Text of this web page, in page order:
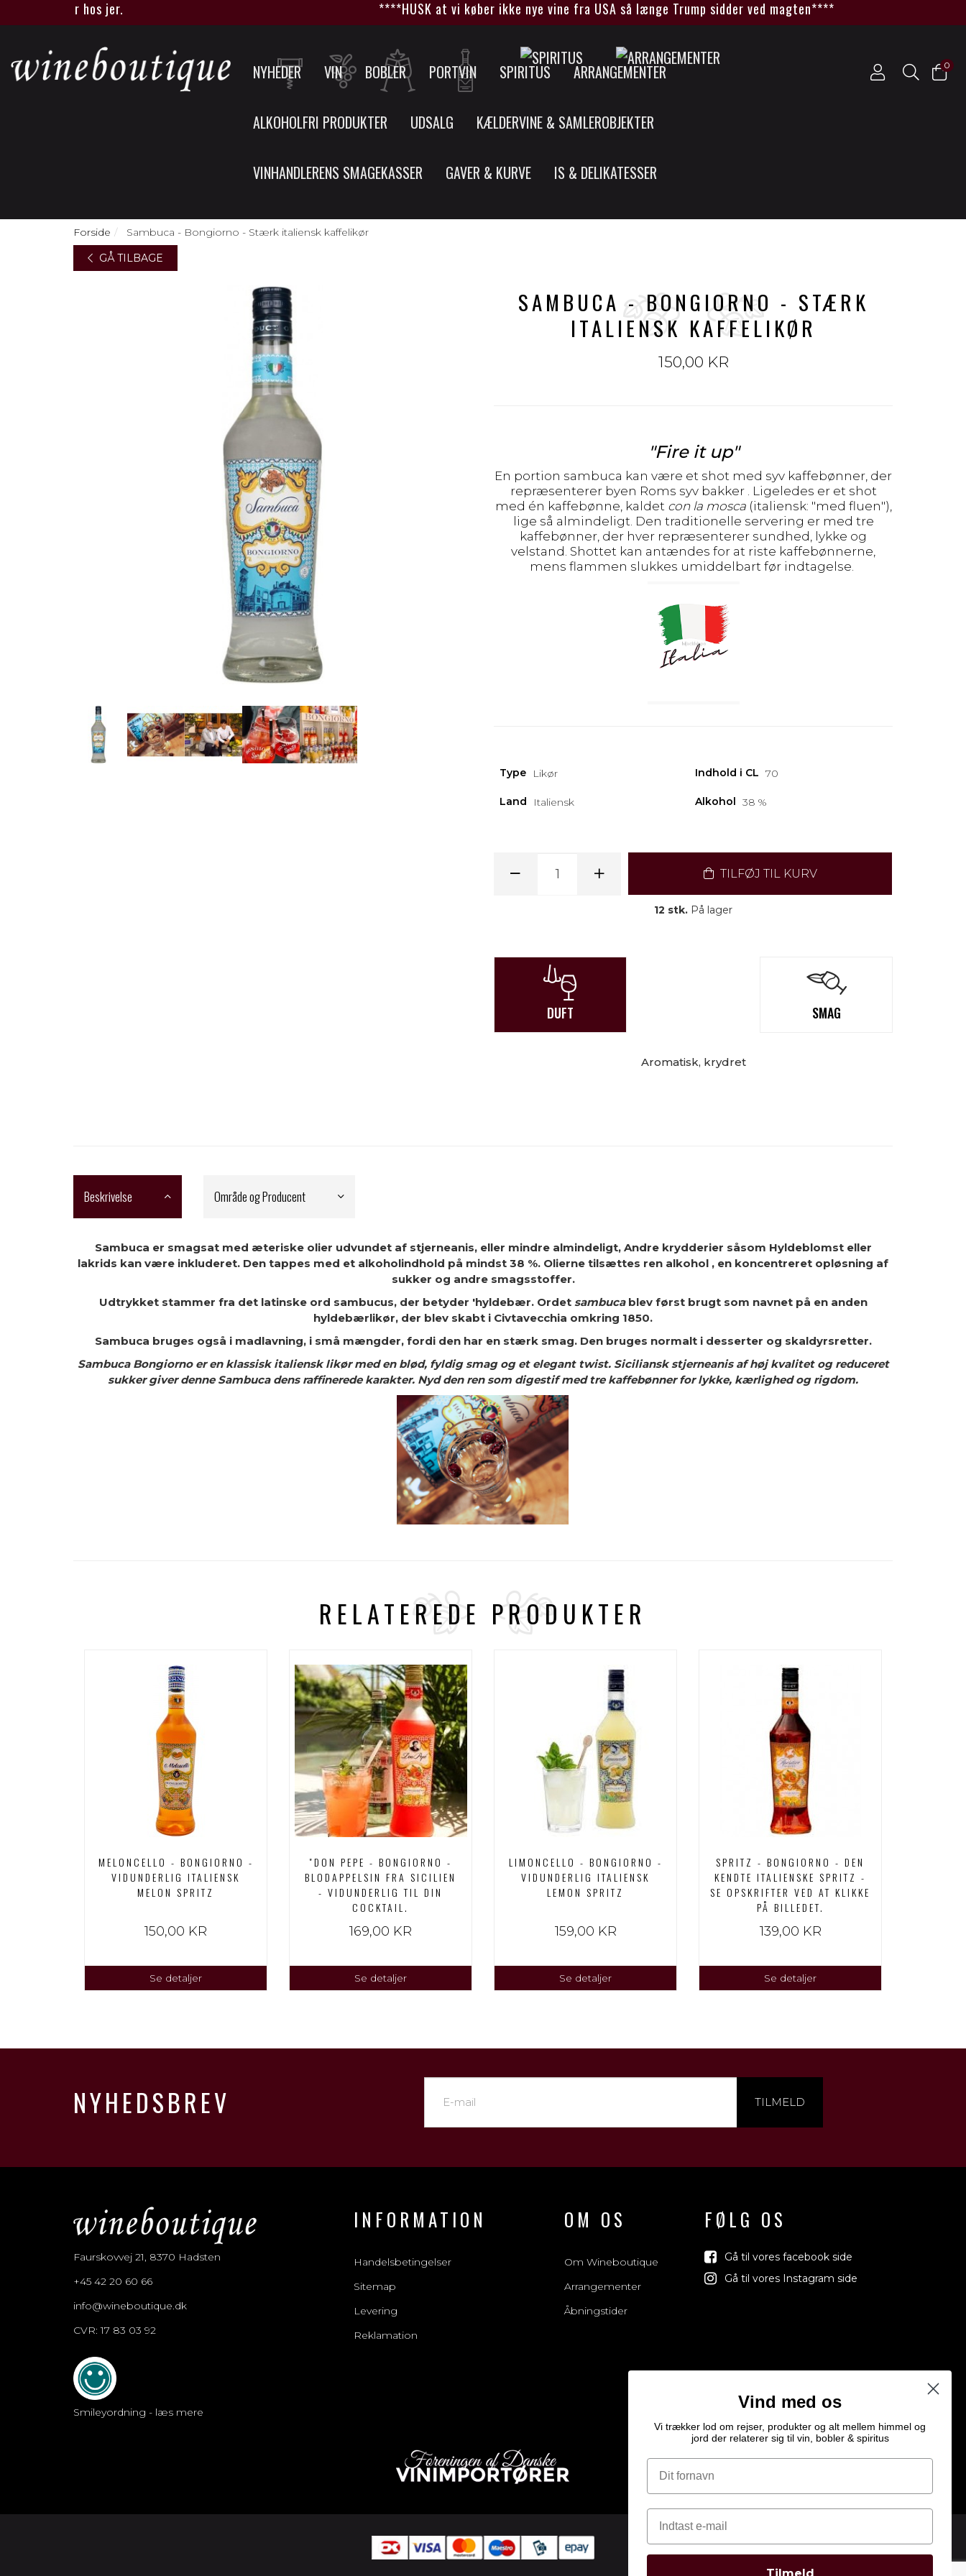
eller hos jer. ****HUSK at vi køber ikke nye vine fra USA så længe Trump sidder ved magten****
NYHEDER VIN BOBLER PORTVIN SPIRITUS ARRANGEMENTER
ALKOHOLFRI PRODUKTER UDSALG KÆLDERVINE & SAMLEROBJEKTER
VINHANDLERENS SMAGEKASSER GAVER & KURVE IS & DELIKATESSER
0
Forside
Sambuca - Bongiorno - Stærk italiensk kaffelikør
GÅ TILBAGE
SAMBUCA - BONGIORNO - STÆRK
ITALIENSK KAFFELIKØR
150,00 KR
"Fire it up"
En portion sambuca kan være et shot med syv kaffebønner, der
repræsenterer byen Roms syv bakker. Ligeledes er et shot
med én kaffebønne, kaldet con la mosca(italiensk: "med fluen"),
lige så almindeligt. Den traditionelle servering er med tre
kaffebønner, der hver repræsenterer sundhed, lykke og
velstand. Shottet kan antændes for at riste kaffebønnerne,
mens flammen slukkes umiddelbart før indtagelse.
Type Likør Indhold i CL 70
Land Italiensk Alkohol 38 %
TILFØJ TIL KURV
12 stk. På lager
DUFT SMAG
Aromatisk, krydret
Beskrivelse Område og Producent
Sambuca er smagsat med æteriske olier udvundet af stjerneanis, eller mindre almindeligt, Andre krydderier såsom Hyldeblomst eller
lakrids kan være inkluderet. Den tappes med et alkoholindhold på mindst 38 %. Olierne tilsættes ren alkohol , en koncentreret opløsning af
sukker og andre smagsstoffer.
Udtrykket stammer fra det latinske ord sambucus, der betyder 'hyldebær.Ordet sambucablev først brugt som navnet på en anden
hyldebærlikør, der blev skabt i Civtavecchia omkring 1850.
Sambuca bruges også i madlavning, i små mængder, fordi den har en stærk smag. Den bruges normalt i desserter og skaldyrsretter.
Sambuca Bongiorno er en klassisk italiensk likør med en blød, fyldig smag og et elegant twist. Siciliansk stjerneanis af høj kvalitet og reduceret
sukker giver denne Sambuca dens raffinerede karakter. Nyd den ren som digestif med tre kaffebønner for lykke, kærlighed og rigdom.
RELATEREDE PRODUKTER
MELONCELLO - BONGIORNO -
VIDUNDERLIG ITALIENSK
MELON SPRITZ
150,00 KR
Se detaljer
"DON PEPE - BONGIORNO -
BLODAPPELSIN FRA SICILIEN
- VIDUNDERLIG TIL DIN
COCKTAIL.
169,00 KR
Se detaljer
LIMONCELLO - BONGIORNO -
VIDUNDERLIG ITALIENSK
LEMON SPRITZ
159,00 KR
Se detaljer
SPRITZ - BONGIORNO - DEN
KENDTE ITALIENSKE SPRITZ -
SE OPSKRIFTER VED AT KLIKKE
PÅ BILLEDET.
139,00 KR
Se detaljer
NYHEDSBREV TILMELD
Faurskovvej 21, 8370 Hadsten
+45 42 20 60 66
info@wineboutique.dk
CVR: 17 83 03 92
Smileyordning - læs mere
INFORMATION
Handelsbetingelser
Sitemap
Levering
Reklamation
OM OS
Om Wineboutique
Arrangementer
Åbningstider
FØLG OS
Gå til vores facebook side
Gå til vores Instagram side
Vind med os
Vi trækker lod om rejser, produkter og alt mellem himmel og
jord der relaterer sig til vin, bobler & spiritus